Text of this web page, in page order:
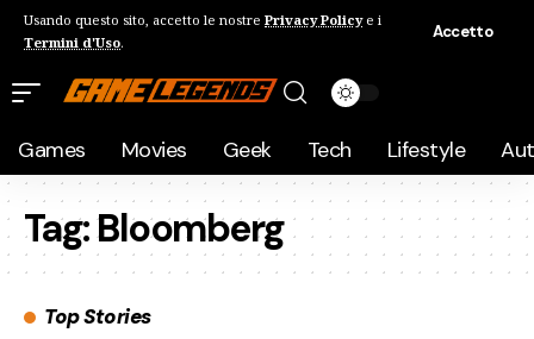
Usando questo sito, accetto le nostre Privacy Policye i
Termini d'Uso.
Accetto
Games Movies Geek Tech Lifestyle
Tag:Bloomberg
Top Stories